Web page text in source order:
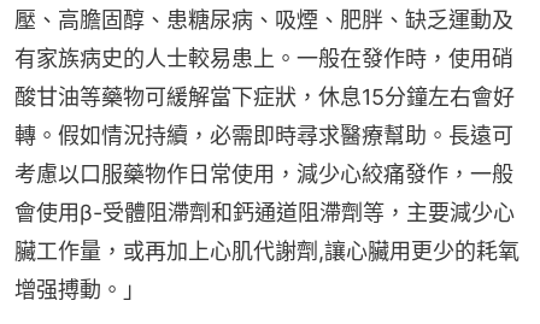
壓、高膽固醇、患糖尿病、吸煙、肥胖、缺乏運動及
有家族病史的人士較易患上。一般在發作時，使用硝
酸甘油等藥物可緩解當下症狀，休息15分鐘左右會好
轉。假如情況持續，必需即時尋求醫療幫助。長遠可
考慮以口服藥物作日常使用，減少心絞痛發作，一般
會使用β-受體阻滯劑和鈣通道阻滯劑等，主要減少心
臟工作量，或再加上心肌代謝劑,讓心臟用更少的耗氧
增强搏動。」